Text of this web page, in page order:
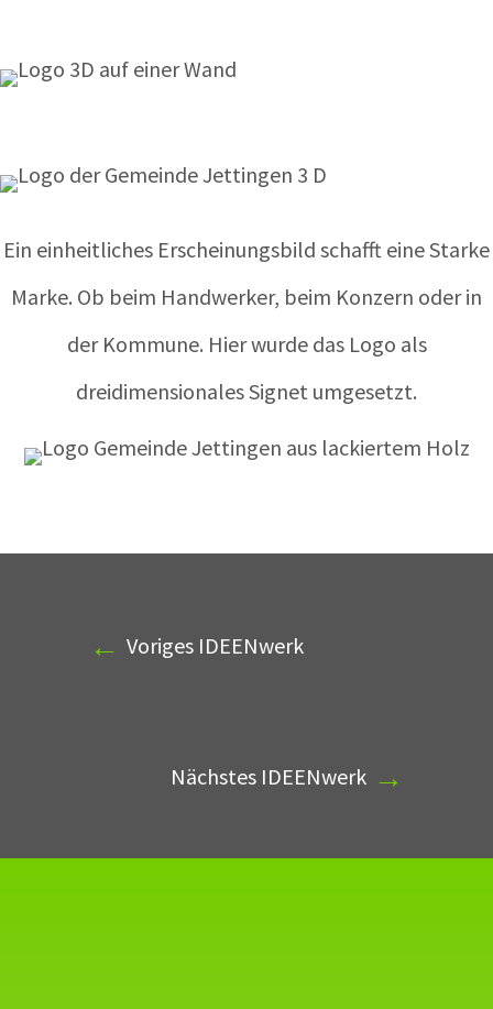
Ein einheitliches Erscheinungsbild schafft eine Starke
Marke. Ob beim Handwerker, beim Konzern oder in
der Kommune. Hier wurde das Logo als
dreidimensionales Signet umgesetzt.
← Voriges IDEENwerk
Nächstes IDEENwerk →